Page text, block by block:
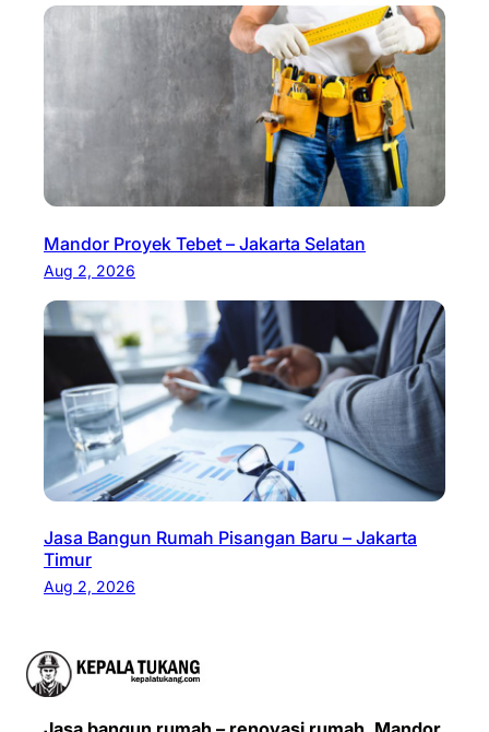
Mandor Proyek Tebet – Jakarta Selatan
Aug 2, 2026
Jasa Bangun Rumah Pisangan Baru – Jakarta
Timur
Aug 2, 2026